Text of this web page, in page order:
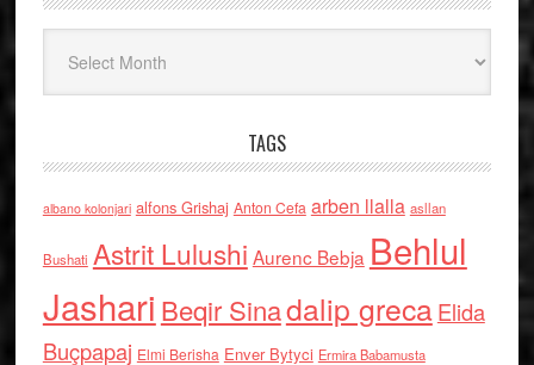
TAGS
albano kolonjari alfons Grishaj Anton Cefa arben llalla asllan
Bushati Astrit Lulushi Aurenc Bebja Behlul
Jashari Beqir Sinadalip grecaElida
Buçpapaj Elmi Berisha Enver Bytyci Ermira Babamusta